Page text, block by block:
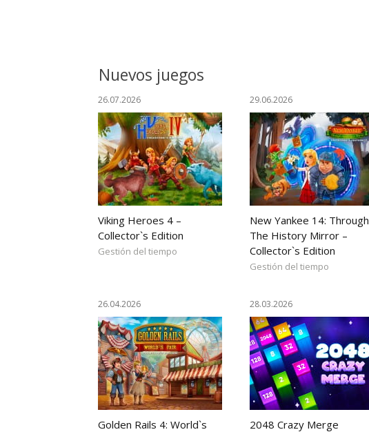
Nuevos juegos
26.07.2026
Viking Heroes 4 –
Collector`s Edition
Gestión del tiempo
29.06.2026
New Yankee 14: Through
The History Mirror –
Collector`s Edition
Gestión del tiempo
26.04.2026
Golden Rails 4: World`s
28.03.2026
2048 Crazy Merge